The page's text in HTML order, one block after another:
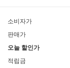
소비자가
판매가
오늘 할인가
적립금